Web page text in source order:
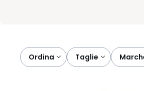
Ordina
taglie